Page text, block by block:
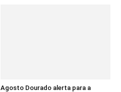
Agosto Dourado alerta para a